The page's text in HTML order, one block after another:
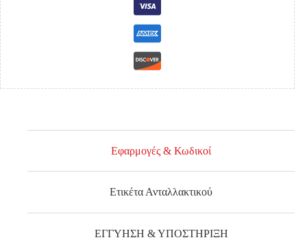
Εφαρμογές & Κωδικοί
Ετικέτα Ανταλλακτικού
ΕΓΓΥΗΣΗ & ΥΠΟΣΤΗΡΙΞΗ